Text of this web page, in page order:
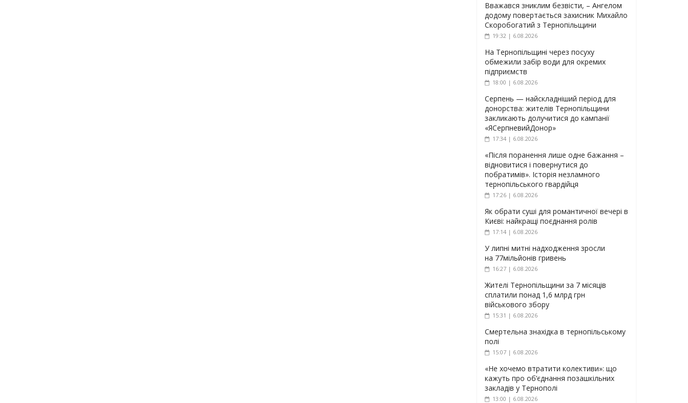
Вважався зниклим безвісти, – Ангелом
додому повертається захисник Михайло
Скоробогатий з Тернопільщини
19:32 | 6.08.2026
На Тернопільщині через посуху
обмежили забір води для окремих
підприємств
18:00 | 6.08.2026
Серпень — найскладніший період для
донорства: жителів Тернопільщини
закликають долучитися до кампанії
«ЯСерпневийДонор»
17:34 | 6.08.2026
«Після поранення лише одне бажання –
відновитися і повернутися до
побратимів». Історія незламного
тернопільського гвардійця
17:26 | 6.08.2026
Як обрати суші для романтичної вечері в
Києві: найкращі поєднання ролів
17:14 | 6.08.2026
У липні митні надходження зросли
на 77мільйонів гривень
16:27 | 6.08.2026
Жителі Тернопільщини за 7 місяців
сплатили понад 1,6 млрд грн
військового збору
15:31 | 6.08.2026
Смертельна знахідка в тернопільському
полі
15:07 | 6.08.2026
«Не хочемо втратити колективи»: що
кажуть про об’єднання позашкільних
закладів у Тернополі
13:00 | 6.08.2026